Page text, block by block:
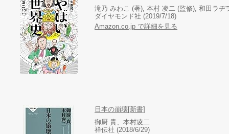
滝乃 みわこ (著), 本村 凌二 (監修), 和田ラヂ
ダイヤモンド社 (2019/7/18)
Amazon.co.jp で詳細を見る
日本の崩壊[新書]
御厨 貴、本村凌二
祥伝社 (2018/6/29)